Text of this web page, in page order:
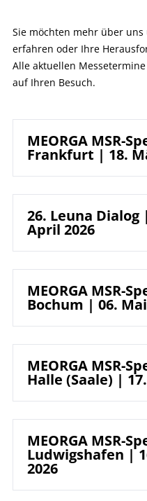
Sie möchten mehr über
erfahren oder Ihre
Alle aktuellen
auf Ihren Besuch.
MEORGA MSR-
Frankfurt | 18.
Pfaffenwiese 301
65929 Frankfurt am Main
Deutschland
26. Leuna
April 2026
cCe
Leuna
Spergauer Straße 41a
06237 Leuna
Deutschland
Der Eintritt ist für
Weitere
MEORGA MSR-
Bochum | 06.
Stadionring 20
44791 Bochum
MEORGA MSR-
Halle (Saale) |
HALLE
GmbH
MEORGA MSR-
Ludwigshafen |
2026